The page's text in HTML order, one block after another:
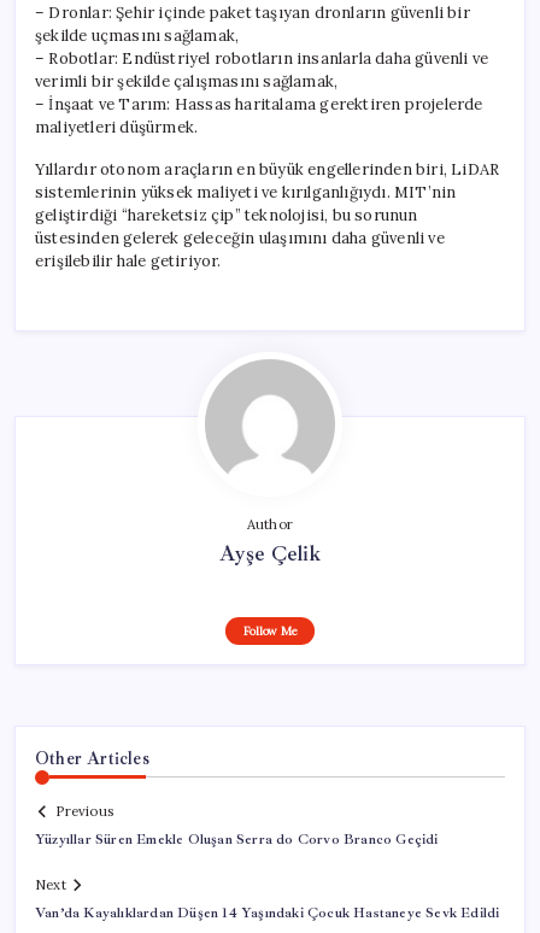
– Dronlar: Şehir içinde paket taşıyan dronların güvenli bir
şekilde uçmasını sağlamak,
– Robotlar: Endüstriyel robotların insanlarla daha güvenli ve
verimli bir şekilde çalışmasını sağlamak,
– İnşaat ve Tarım: Hassas haritalama gerektiren projelerde
maliyetleri düşürmek.
Yıllardır otonom araçların en büyük engellerinden biri, LiDAR
sistemlerinin yüksek maliyeti ve kırılganlığıydı. MIT’nin
geliştirdiği “hareketsiz çip” teknolojisi, bu sorunun
üstesinden gelerek geleceğin ulaşımını daha güvenli ve
erişilebilir hale getiriyor.
Author
Ayşe Çelik
Follow Me
Other Articles
Previous
Yüzyıllar Süren Emekle Oluşan Serra do Corvo Branco Geçidi
Next
Van’da Kayalıklardan Düşen 14 Yaşındaki Çocuk Hastaneye Sevk Edildi